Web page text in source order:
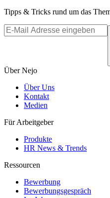
Tipps & Tricks rund um das
Über Nejo
Über Uns
Kontakt
Medien
Für Arbeitgeber
Produkte
HR News & Trends
Ressourcen
Bewerbung
Bewerbungsgespräch